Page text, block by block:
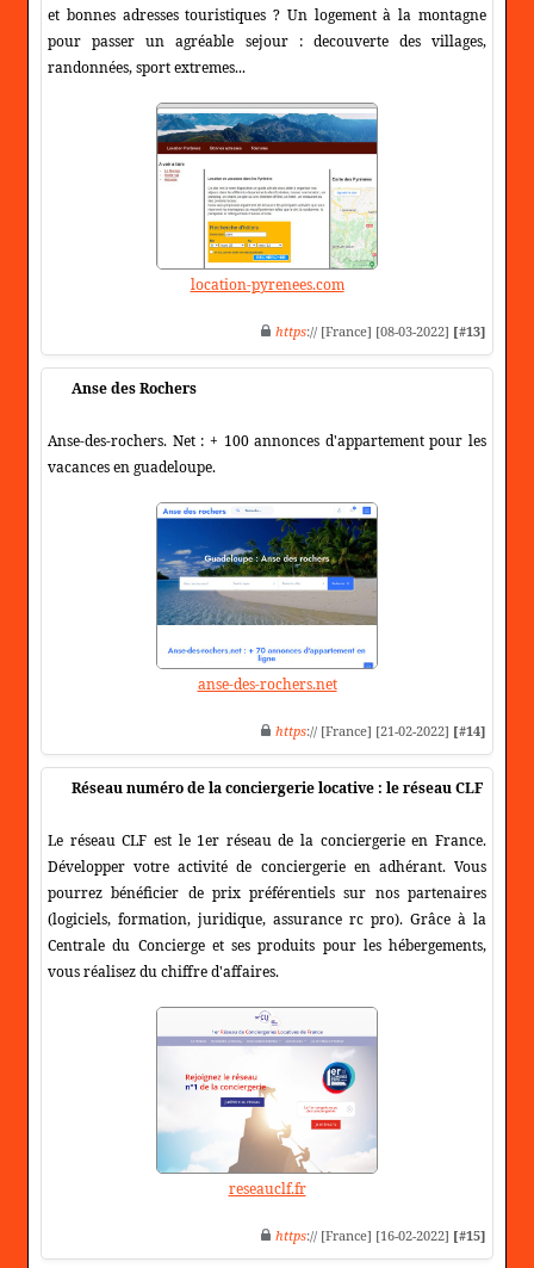
et bonnes adresses touristiques ? Un logement à la montagne
pour passer un agréable sejour : decouverte des villages,
randonnées, sport extremes...
location-pyrenees.com
https:// [France] [08-03-2022] [#13]
Anse des Rochers
Anse-des-rochers. Net : + 100 annonces d'appartement pour les
vacances en guadeloupe.
anse-des-rochers.net
https:// [France] [21-02-2022] [#14]
Réseau numéro de la conciergerie locative : le réseau CLF
Le réseau CLF est le 1er réseau de la conciergerie en France.
Développer votre activité de conciergerie en adhérant. Vous
pourrez bénéficier de prix préférentiels sur nos partenaires
(logiciels, formation, juridique, assurance rc pro). Grâce à la
Centrale du Concierge et ses produits pour les hébergements,
vous réalisez du chiffre d'affaires.
reseauclf.fr
https:// [France] [16-02-2022] [#15]